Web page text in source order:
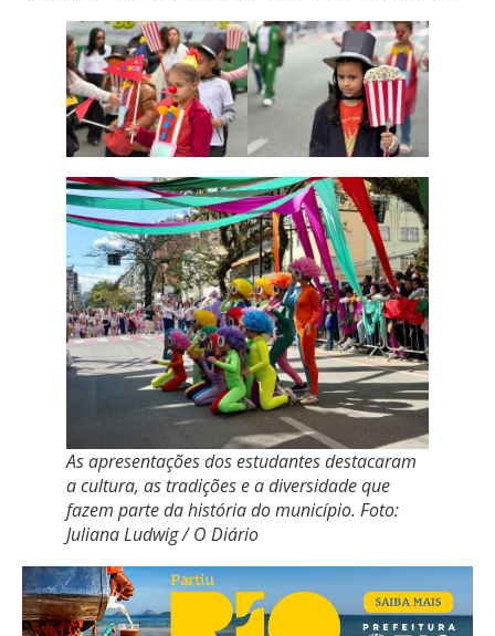
As apresentações dos estudantes destacaram
a cultura, as tradições e a diversidade que
fazem parte da história do município. Foto:
Juliana Ludwig / O Diário